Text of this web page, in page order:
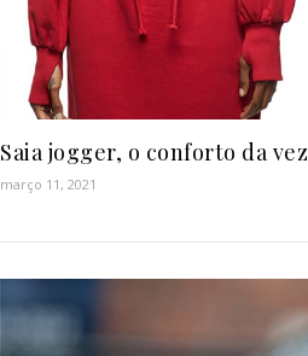
Saia jogger, o conforto da vez
março 11, 2021